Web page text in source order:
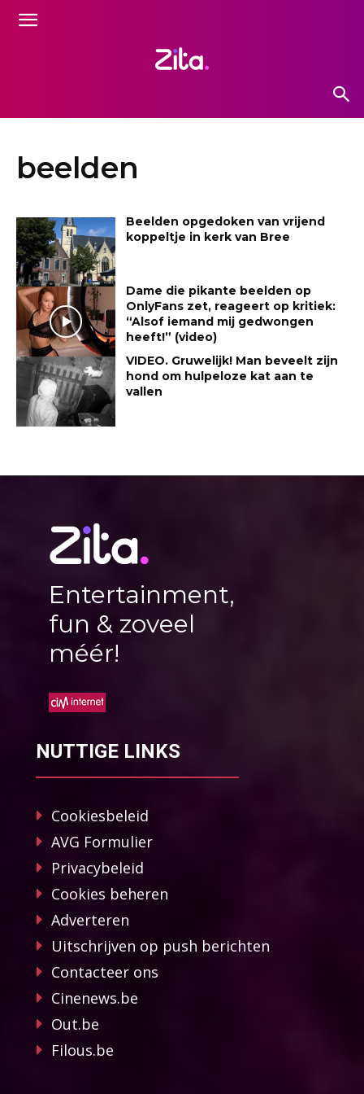
beelden
Beelden opgedoken van vrijend
koppeltje in kerk van Bree
Dame die pikante beelden op
OnlyFans zet, reageert op kritiek:
“Alsof iemand mij gedwongen
heeft!” (video)
VIDEO. Gruwelijk! Man beveelt zijn
hond om hulpeloze kat aan te
vallen
Entertainment,
fun & zoveel
méér!
NUTTIGE LINKS
Cookiesbeleid
AVG Formulier
Privacybeleid
Cookies beheren
Adverteren
Uitschrijven op push berichten
Contacteer ons
Cinenews.be
Out.be
Filous.be